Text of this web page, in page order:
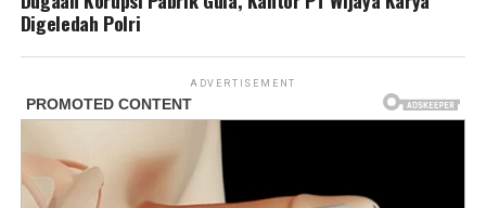
Digeledah Polri
ADVERTISEMENT